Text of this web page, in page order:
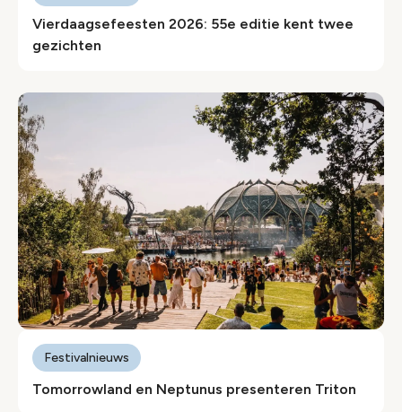
Vierdaagsefeesten 2026: 55e editie kent twee
gezichten
Tomorrowland en Neptunus presenteren Triton
Festivalnieuws